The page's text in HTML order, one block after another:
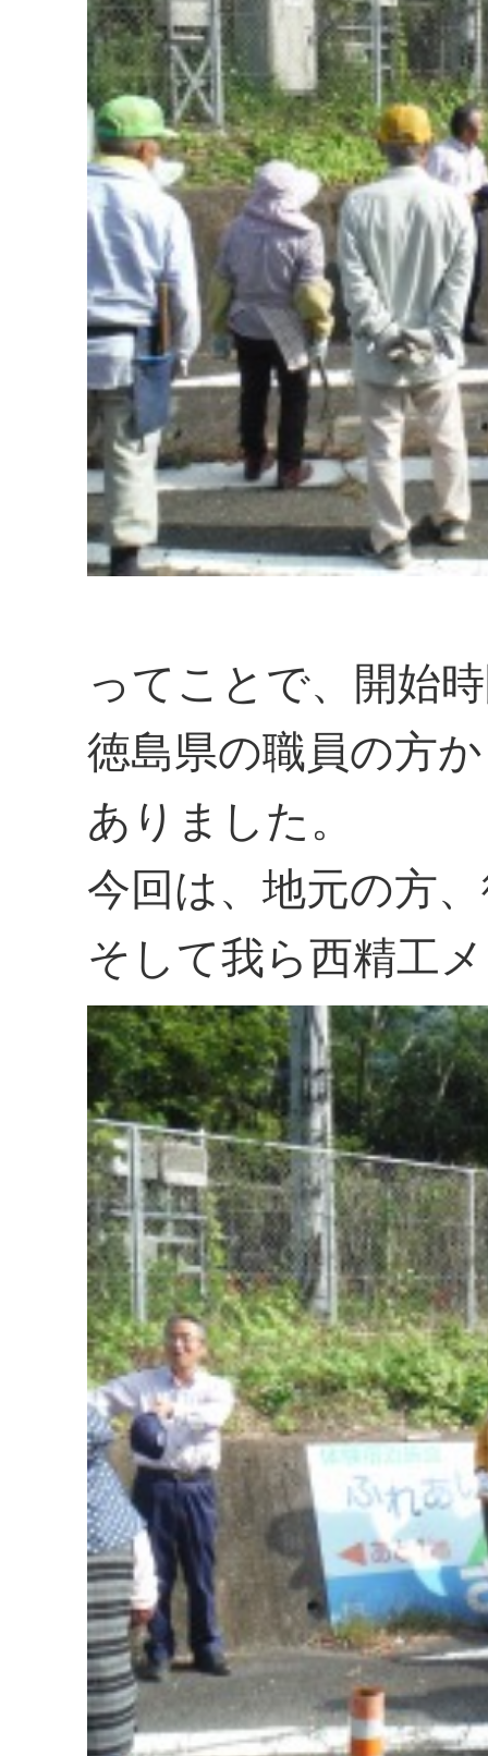
ってことで、開始
徳島県の職員の方
ありました。
今回は、地元の方
そして我ら西精工